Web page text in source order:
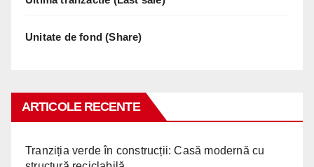
Unitate de fond (Share)
ARTICOLE RECENTE
Tranziția verde în construcții: Casă modernă cu